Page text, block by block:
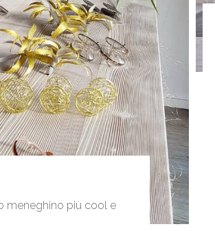
meneghino più cool e